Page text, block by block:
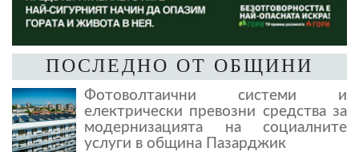
ПОСЛЕДНО ОТ ОБЩИНИ
Фотоволтаични системи и
електрически превозни средства за
модернизацията на социалните
услуги в община Пазарджик